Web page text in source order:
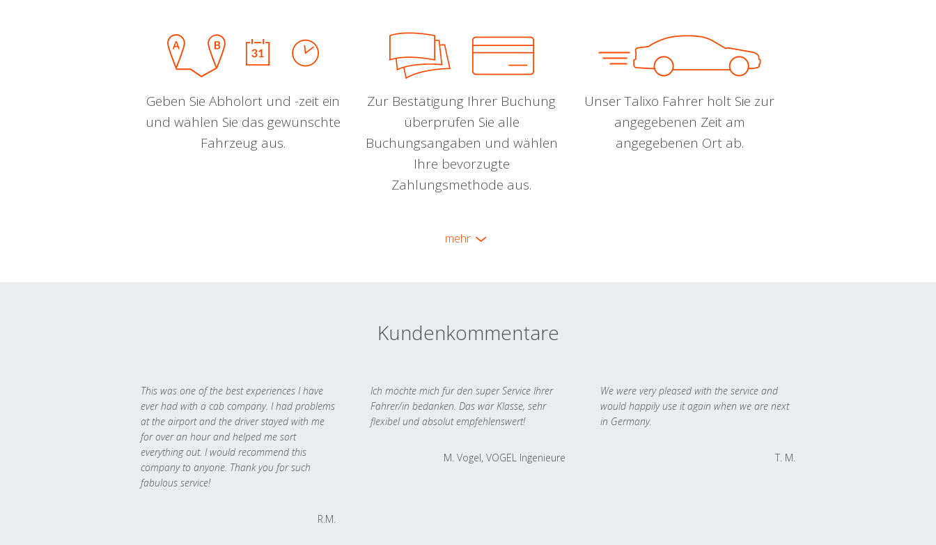
Geben Sie Abholort und -zeit ein
und wählen Sie das gewünschte
Fahrzeug aus.
Zur Bestätigung Ihrer Buchung
überprüfen Sie alle
Buchungsangaben und wählen
Ihre bevorzugte
Zahlungsmethode aus.
Unser Talixo Fahrer holt Sie zur
angegebenen Zeit am
angegebenen Ort ab.
mehr
Kundenkommentare
This was one of the best experiences I have
ever had with a cab company. I had problems
at the airport and the driver stayed with me
for over an hour and helped me sort
everything out. I would recommend this
company to anyone. Thank you for such
fabulous service!
R.M.
Ich möchte mich für den super Service Ihrer
Fahrer/in bedanken. Das war Klasse, sehr
flexibel und absolut empfehlenswert!
M. Vogel, VOGEL Ingenieure
We were very pleased with the service and
would happily use it again when we are next
in Germany.
T. M.